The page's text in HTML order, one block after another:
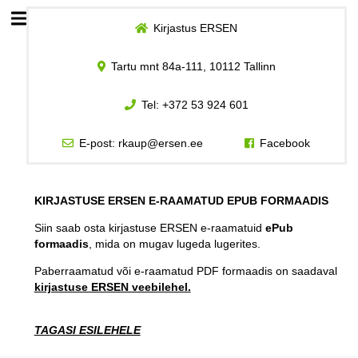
Kuidas osta
Kirjastus ERSEN
Tartu mnt 84a-111, 10112 Tallinn
Tel: +372 53 924 601
E-post: rkaup@ersen.ee Facebook
KIRJASTUSE ERSEN E-RAAMATUD EPUB FORMAADIS
Siin saab osta kirjastuse ERSEN e-raamatuid ePub
formaadis, mida on mugav lugeda lugerites.
Paberraamatud või e-raamatud PDF formaadis on saadaval
kirjastuse ERSEN veebilehel.
TAGASI ESILEHELE